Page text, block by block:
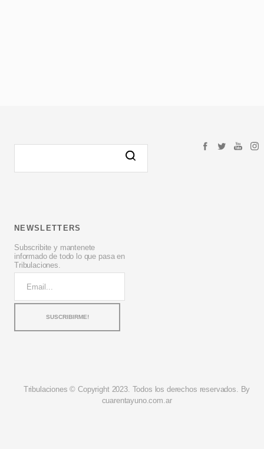
NEWSLETTERS
Subscribite y mantenete
informado de todo lo que pasa en
Tribulaciones.
Tribulaciones © Copyright 2023. Todos los derechos reservados. By
cuarentayuno.com.ar